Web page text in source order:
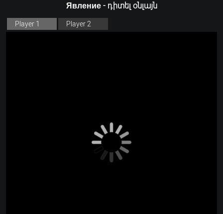
Явление - դիտել օնլայն
Player 1 Player 2